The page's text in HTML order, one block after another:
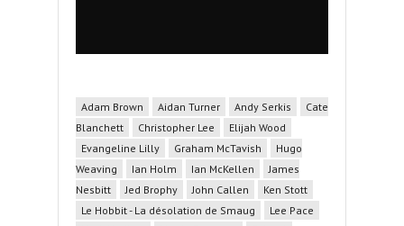
Adam Brown Aidan Turner Andy Serkis
Cate
Blanchett
Christopher Lee
Elijah Wood
Evangeline Lilly
Graham McTavish
Hugo
Weaving
Ian Holm Ian McKellen
James
Nesbitt
Jed Brophy John Callen
Ken Stott
Le Hobbit - La désolation de Smaug
Lee Pace